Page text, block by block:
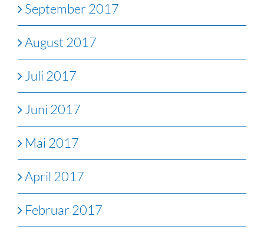
September 2017
August 2017
Juli 2017
Juni 2017
Mai 2017
April 2017
Februar 2017